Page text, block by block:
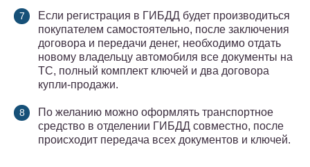
Если регистрация в ГИБДД будет производиться
покупателем самостоятельно, после заключения
договора и передачи денег, необходимо отдать
новому владельцу автомобиля все документы на
ТС, полный комплект ключей и два договора
купли-продажи.
По желанию можно оформлять транспортное
средство в отделении ГИБДД совместно, после
происходит передача всех документов и ключей.